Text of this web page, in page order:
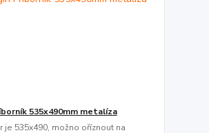
535x490mm metalíza
je 535x490, možno oříznout na